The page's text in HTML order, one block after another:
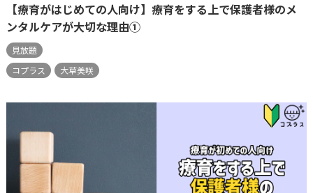
【療育がはじめての人向け】療育をする上で保護者様のメ
ンタルケアが大切な理由①
見放題
コプラス
大草美咲